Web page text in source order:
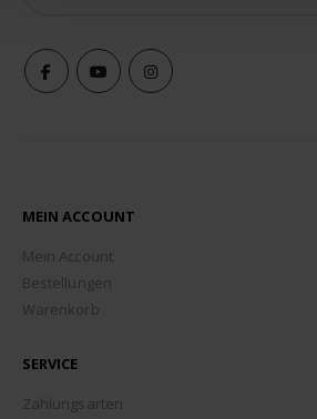
MEIN ACCOUNT
Mein Account
Bestellungen
Warenkorb
SERVICE
Zahlungsarten